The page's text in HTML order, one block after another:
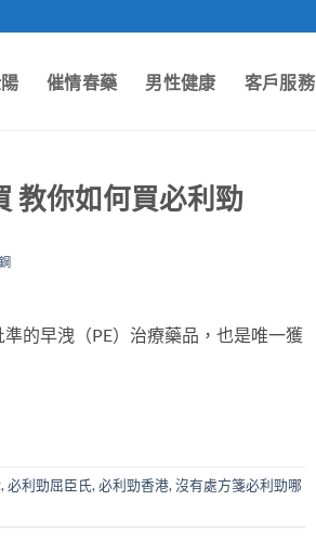
催情春藥 男性健康 客戶服務
教你如何買必利勁
的早洩（PE）治療藥品，也是唯一獲
, 必利勁屈臣氏, 必利勁香港, 沒有處方箋必利勁哪